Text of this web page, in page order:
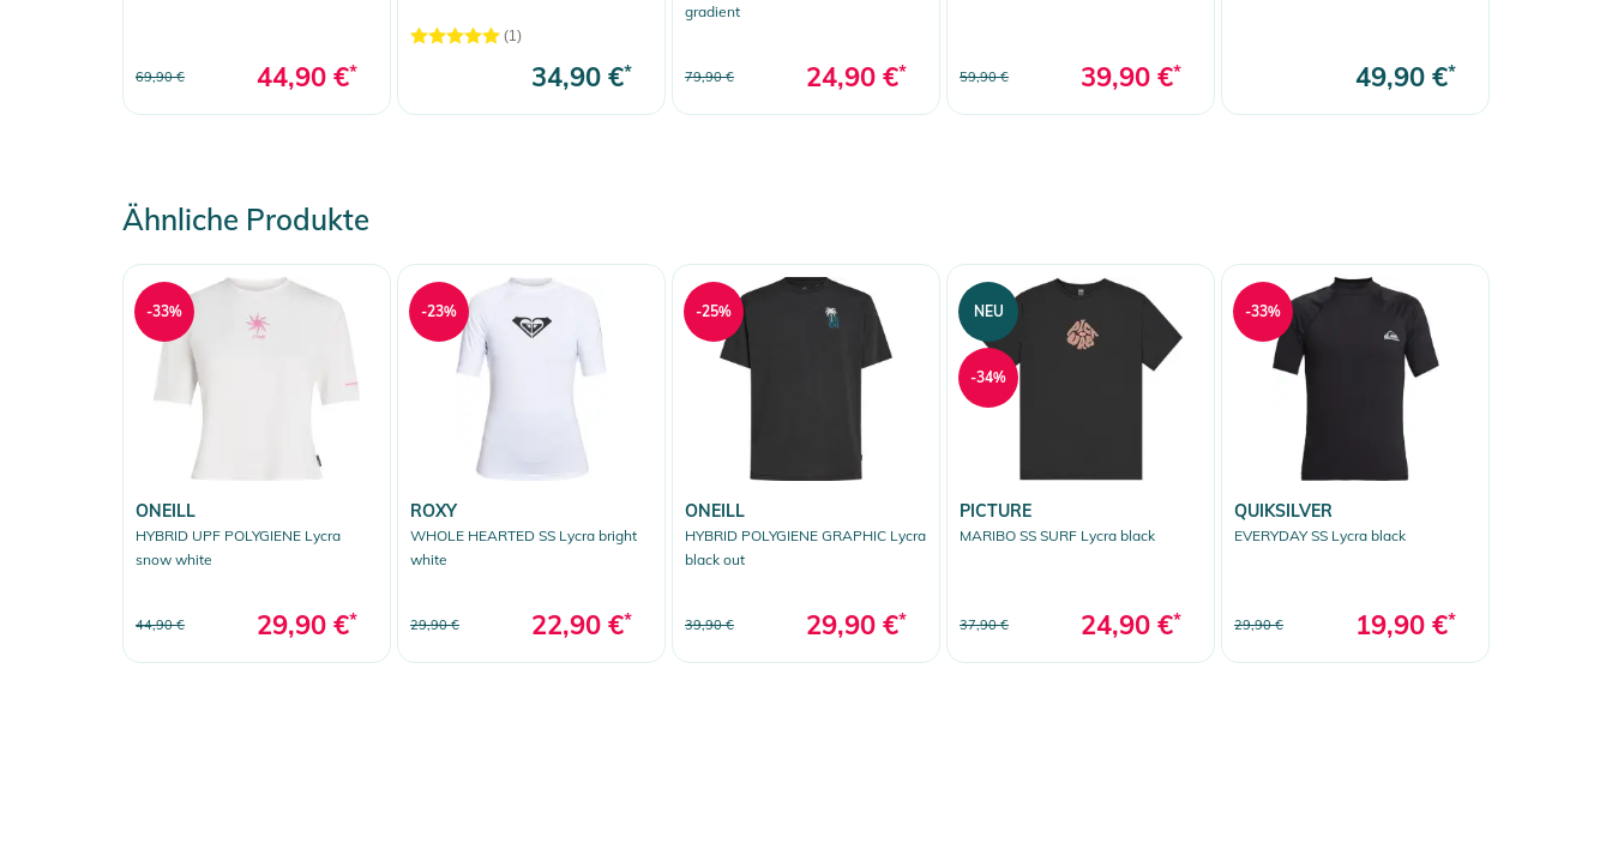
69,90 € 44,90 €*
(1)
34,90 €*
gradient
79,90 € 24,90 €* 59,90 € 39,90 €* 49,90 €*
Ähnliche Produkte
ONEILL
HYBRID UPF POLYGIENE Lycra
snow white
44,90 € 29,90 €*
-33%
ROXY
WHOLE HEARTED SS Lycra bright
white
29,90 € 22,90 €*
-23%
ONEILL
HYBRID POLYGIENE GRAPHIC Lycra
black out
39,90 € 29,90 €*
-25%
PICTURE
MARIBO SS SURF Lycra black
37,90 € 24,90 €*
NEU
-34%
QUIKSILVER
EVERYDAY SS Lycra black
29,90 € 19,90 €*
-33%